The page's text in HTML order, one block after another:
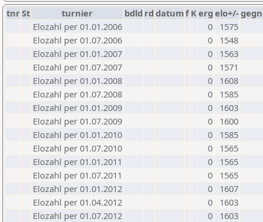
tnrSt turnier bdld rd datumf Kerg elo+/-
Elozahl per 01.01.2006
0
1575
Elozahl per 01.07.2006
0
1548
Elozahl per 01.01.2007
0
1563
Elozahl per 01.07.2007
0
1571
Elozahl per 01.01.2008
0
1608
Elozahl per 01.07.2008
0
1585
Elozahl per 01.01.2009
0
1603
Elozahl per 01.07.2009
0
1600
Elozahl per 01.01.2010
0
1585
Elozahl per 01.07.2010
0
1565
Elozahl per 01.01.2011
0
1565
Elozahl per 01.07.2011
0
1565
Elozahl per 01.01.2012
0
1607
Elozahl per 01.04.2012
0
1603
Elozahl per 01.07.2012
0
1603